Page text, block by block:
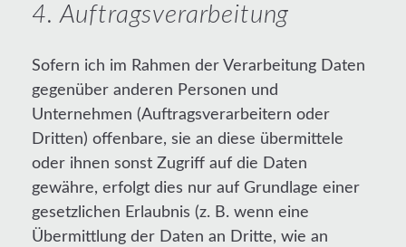
4. Auftragsverarbeitung
Sofern ich im Rahmen der Verarbeitung Daten
gegenüber anderen Personen und
Unternehmen (Auftragsverarbeitern oder
Dritten) offenbare, sie an diese übermittele
oder ihnen sonst Zugriff auf die Daten
gewähre, erfolgt dies nur auf Grundlage einer
gesetzlichen Erlaubnis (z. B. wenn eine
Übermittlung der Daten an Dritte, wie an